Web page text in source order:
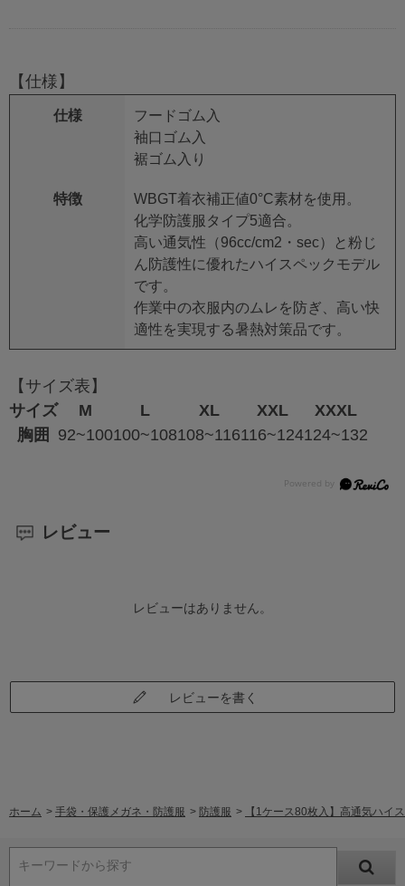
【仕様】
仕様
フードゴム入
袖口ゴム入
裾ゴム入り
特徴
WBGT着衣補正値0°C素材を使用。
化学防護服タイプ5適合。
高い通気性（96cc/cm2・sec）と粉じ
ん防護性に優れたハイスペックモデル
です。
作業中の衣服内のムレを防ぎ、高い快
適性を実現する暑熱対策品です。
【サイズ表】
サイズ
M L XL XXL
XXXL
胸囲
92~100100~108108~116116~124124~132
レビュー
レビューはありません。
レビューを書く
ホーム > 手袋・保護メガネ・防護服 > 防護服 > 【1ケース80枚入】高通気ハイ
キーワードから探す